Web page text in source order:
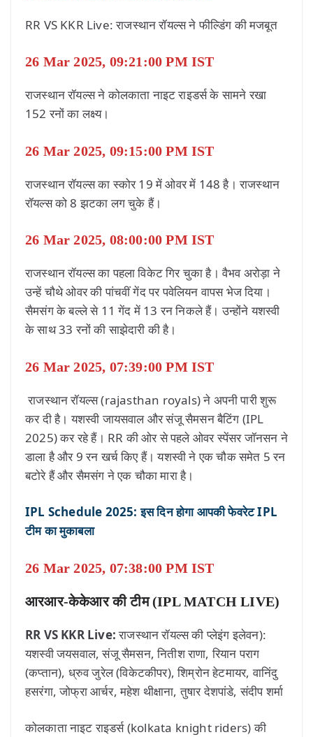
RR VS KKR Live: राजस्थान रॉयल्स ने फील्डिंग की मजबूत
26 Mar 2025, 09:21:00 PM IST
राजस्थान रॉयल्स ने कोलकाता नाइट राइडर्स के सामने रखा
152 रनों का लक्ष्य।
26 Mar 2025, 09:15:00 PM IST
राजस्थान रॉयल्स का स्कोर 19 में ओवर में 148 है। राजस्थान
रॉयल्स को 8 झटका लग चुके हैं।
26 Mar 2025, 08:00:00 PM IST
राजस्थान रॉयल्स का पहला विकेट गिर चुका है। वैभव अरोड़ा ने
उन्हें चौथे ओवर की पांचवीं गेंद पर पवेलियन वापस भेज दिया।
सैमसंग के बल्ले से 11 गेंद में 13 रन निकले हैं। उन्होंने यशस्वी
के साथ 33 रनों की साझेदारी की है।
26 Mar 2025, 07:39:00 PM IST
राजस्थान रॉयल्स (rajasthan royals) ने अपनी पारी शुरू
कर दी है। यशस्वी जायसवाल और संजू सैमसन बैटिंग (IPL
2025) कर रहे हैं। RR की ओर से पहले ओवर स्पेंसर जॉनसन ने
डाला है और 9 रन खर्च किए हैं। यशस्वी ने एक चौक समेत 5 रन
बटोरे हैं और सैमसंग ने एक चौका मारा है।
IPL Schedule 2025: इस दिन होगा आपकी फेवरेट IPL
टीम का मुकाबला
26 Mar 2025, 07:38:00 PM IST
आरआर-केकेआर की टीम (IPL MATCH LIVE)
RR VS KKR Live:राजस्थान रॉयल्स की प्लेइंग इलेवन):
यशस्वी जयसवाल, संजू सैमसन, नितीश राणा, रियान पराग
(कप्तान), ध्रुव जुरेल (विकेटकीपर), शिम्रोन हेटमायर, वानिंदु
हसरंगा, जोफ्रा आर्चर, महेश थीक्षाना, तुषार देशपांडे, संदीप शर्मा
कोलकाता नाइट राइडर्स (kolkata knight riders) की